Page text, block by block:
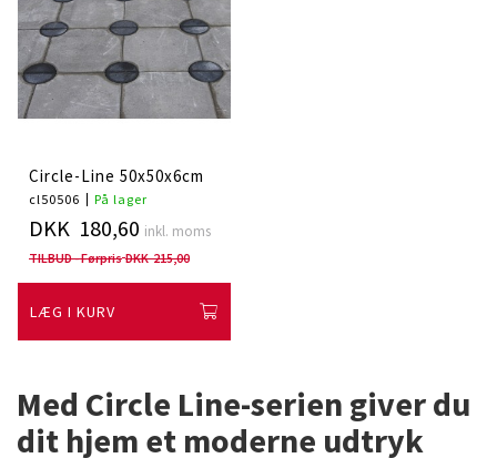
Circle-Line 50x50x6cm
cl50506 På lager
DKK 180,60 inkl. moms
TILBUD - Førpris DKK 215,00
LÆG I KURV
Med Circle Line-serien giver du
dit hjem et moderne udtryk